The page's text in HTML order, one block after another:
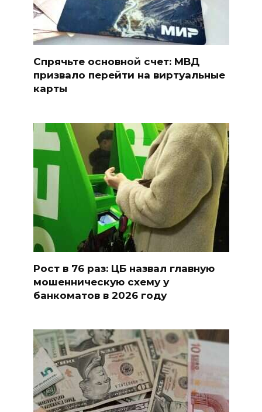
Спрячьте основной счет: МВД
призвало перейти на виртуальные
карты
Рост в 76 раз: ЦБ назвал главную
мошенническую схему у
банкоматов в 2026 году